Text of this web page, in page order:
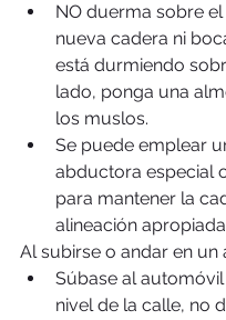
NO duerma sobre
nueva cadera ni
está durmiendo
lado, ponga una
los muslos.
Se puede emplear
abductora especial
para mantener la
alineación
Al subirse o andar en un
Súbase al
nivel de la calle, no